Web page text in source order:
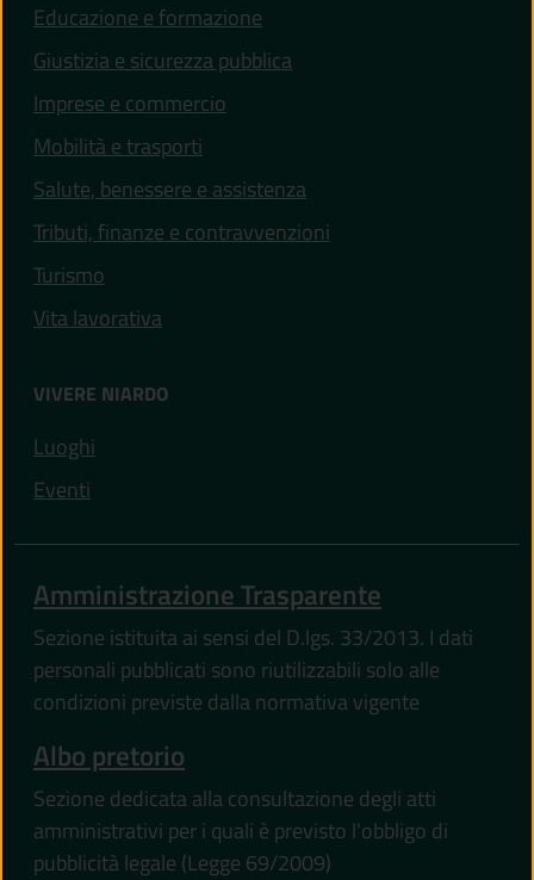
Educazione e formazione
Giustizia e sicurezza pubblica
Imprese e commercio
Mobilità e trasporti
Salute, benessere e assistenza
Tributi, finanze e contravvenzioni
Turismo
Vita lavorativa
VIVERE NIARDO
Luoghi
Eventi
Amministrazione Trasparente
Sezione istituita ai sensi del D.lgs. 33/2013. I dati
personali pubblicati sono riutilizzabili solo alle
condizioni previste dalla normativa vigente
Albo pretorio
Sezione dedicata alla consultazione degli atti
amministrativi per i quali è previsto l'obbligo di
pubblicità legale (Legge 69/2009)